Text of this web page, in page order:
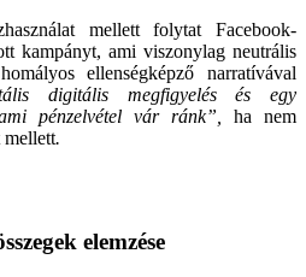
mellett folytat Facebook-
kampányt, ami viszonylag neutrális
ellenségképző narratívával
digitális megfigyelés és egy
pénzelvétel vár ránk”, ha nem
mellett.
elemzése